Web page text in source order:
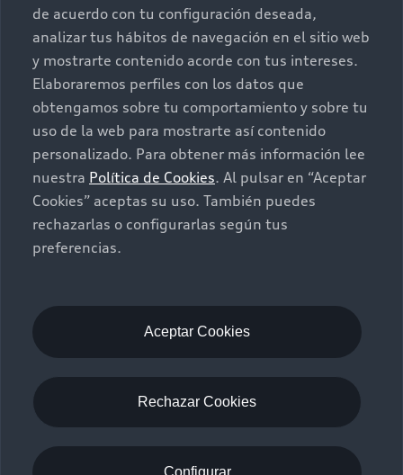
de acuerdo con tu configuración deseada,
analizar tus hábitos de navegación en el sitio web
y mostrarte contenido acorde con tus intereses.
Elaboraremos perfiles con los datos que
obtengamos sobre tu comportamiento y sobre tu
uso de la web para mostrarte así contenido
personalizado. Para obtener más información lee
nuestra Política de Cookies. Al pulsar en “Aceptar
Cookies” aceptas su uso. También puedes
rechazarlas o configurarlas según tus
preferencias.
Aceptar Cookies
Rechazar Cookies
Configurar
Nuestras Promociones
Audi Aftersales
Autos Nuevos
Quiero un Audi nuevo
Seminuevos
Audi Certified: plus
Contacto
Información de vehículo nuevo
Utilizamos cookies para mejorar nuestro sitio
web y tu experiencia en línea. Al continuar
cookies.
Aviso de privacidad